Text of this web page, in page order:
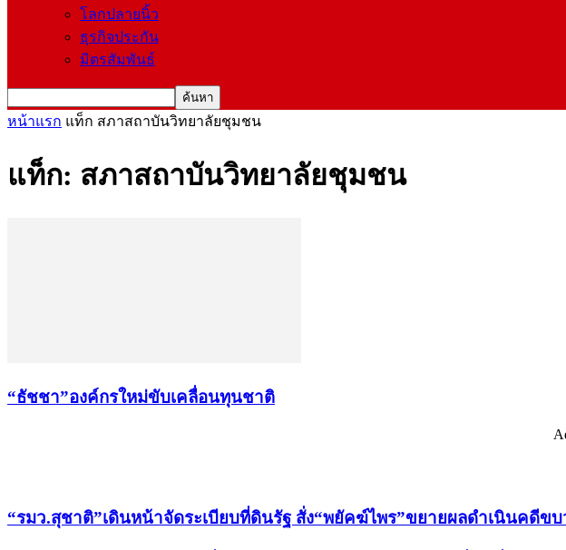
โลกปลายนิ้ว
ธุรกิจประกัน
มิตรสัมพันธ์
หน้าแรก แท็ก สภาสถาบันวิทยาลัยชุมชน
แท็ก: สภาสถาบันวิทยาลัยชุมชน
“ธัชชา”องค์กรใหม่ขับเคลื่อนทุนชาติ
“รมว.สุชาติ”เดินหน้าจัดระเบียบที่ดินรัฐ สั่ง“พยัคฆ์ไพร”ขยายผลดำเนินคดี